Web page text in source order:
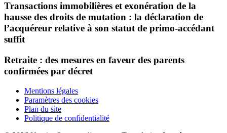
Transactions immobilières et exonération de la
hausse des droits de mutation : la déclaration de
l’acquéreur relative à son statut de primo-accédant
suffit
Retraite : des mesures en faveur des parents
confirmées par décret
Mentions légales
Paramètres des cookies
Plan du site
Politique de confidentialité